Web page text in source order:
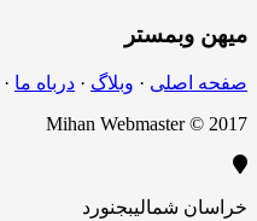
میهن وبمستر
صفحه اصلی · وبلاگ · درباه ما ·
Mihan Webmaster © 2017
خراسان شمالیبجنورد